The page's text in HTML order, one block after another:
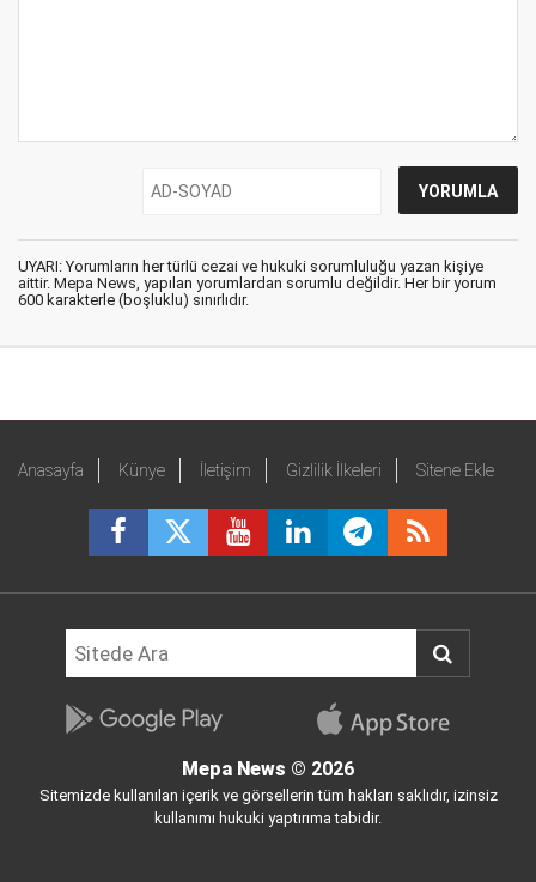
UYARI: Yorumların her türlü cezai ve hukuki sorumluluğu yazan kişiye
aittir. Mepa News, yapılan yorumlardan sorumlu değildir. Her bir yorum
600 karakterle (boşluklu) sınırlıdır.
Anasayfa Künye İletişim Gizlilik İlkeleri Sitene Ekle
Mepa News © 2026
Sitemizde kullanılan içerik ve görsellerin tüm hakları saklıdır, izinsiz
kullanımı hukuki yaptırıma tabidir.